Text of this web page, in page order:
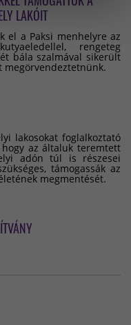
LAKÓIT
el a Paksi menhelyre az
rengeteg
bála szalmával sikerült
megörvendeztetnünk.
lakosokat foglalkoztató
az általuk teremtett
adón túl is részesei
támogassák az
megmentését.